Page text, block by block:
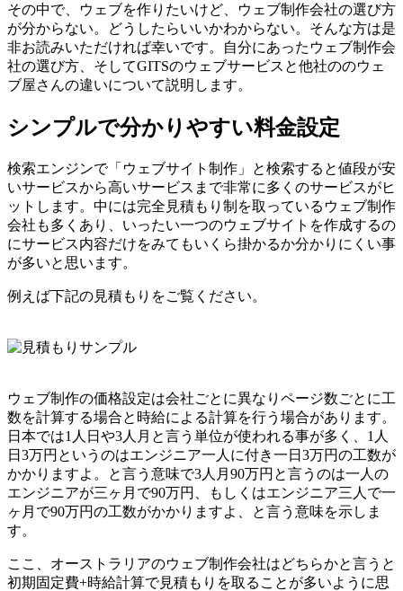
その中で、ウェブを作りたいけど、ウェブ制作会社の選び方
が分からない。どうしたらいいかわからない。そんな方は是
非お読みいただければ幸いです。自分にあったウェブ制作会
社の選び方、そしてGITSのウェブサービスと他社ののウェ
ブ屋さんの違いについて説明します。
シンプルで分かりやすい料金設定
検索エンジンで「ウェブサイト制作」と検索すると値段が安
いサービスから高いサービスまで非常に多くのサービスがヒ
ットします。中には完全見積もり制を取っているウェブ制作
会社も多くあり、いったい一つのウェブサイトを作成するの
にサービス内容だけをみてもいくら掛かるか分かりにくい事
が多いと思います。
例えば下記の見積もりをご覧ください。
ウェブ制作の価格設定は会社ごとに異なりページ数ごとに工
数を計算する場合と時給による計算を行う場合があります。
日本では1人日や3人月と言う単位が使われる事が多く、1人
日3万円というのはエンジニア一人に付き一日3万円の工数が
かかりますよ。と言う意味で3人月90万円と言うのは一人の
エンジニアが三ヶ月で90万円、もしくはエンジニア三人で一
ヶ月で90万円の工数がかかりますよ、と言う意味を示しま
す。
ここ、オーストラリアのウェブ制作会社はどちらかと言うと
初期固定費+時給計算で見積もりを取ることが多いように思